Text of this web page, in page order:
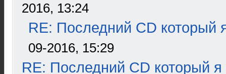
2016, 13:24
RE: Последний CD который
09-2016, 15:29
RE: Последний CD который я